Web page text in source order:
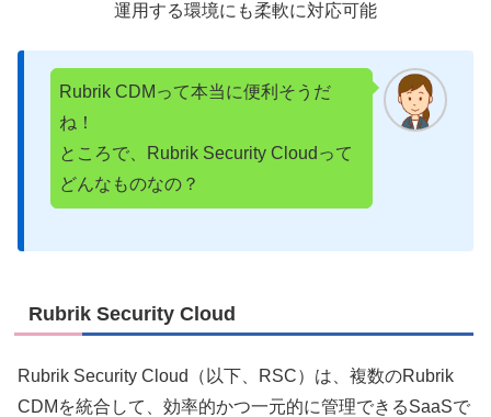
運用する環境にも柔軟に対応可能
Rubrik CDMって本当に便利そうだ
ね！
ところで、Rubrik Security Cloudって
どんなものなの？
Rubrik Security Cloud
Rubrik Security Cloud（以下、RSC）は、複数のRubrik
CDMを統合して、効率的かつ一元的に管理できるSaaSで